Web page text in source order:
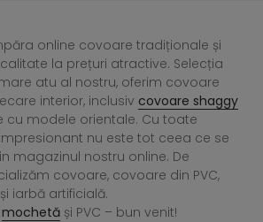
online covoare tradiționale și
la prețuri atractive. Selecția
atu al nostru, oferim covoare
interior, inclusiv covoare shaggy
cu modele orientale. Cu toate
nu este tot ceea ce se
magazinul nostru online. De
covoare, covoare din PVC,
iarbă artificială.
mochetă și PVC – bun venit!